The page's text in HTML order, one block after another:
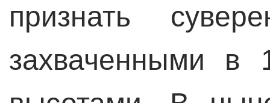
признать
захваченными в